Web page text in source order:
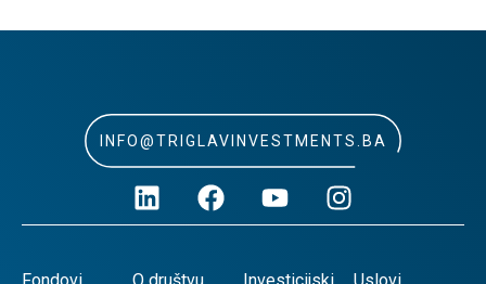
INFO@TRIGLAVINVESTMENTS.BA